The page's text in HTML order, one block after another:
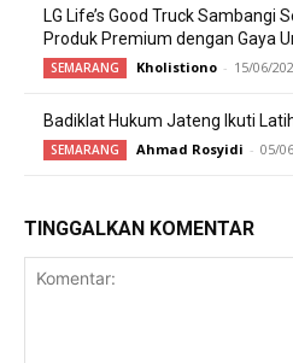
LG Life’s Good Truck Sambangi
Produk Premium dengan Gaya
SEMARANG Kholistiono - 15/06/
Badiklat Hukum Jateng Ikuti
SEMARANG Ahmad Rosyidi - 05/
TINGGALKAN KOMENTAR